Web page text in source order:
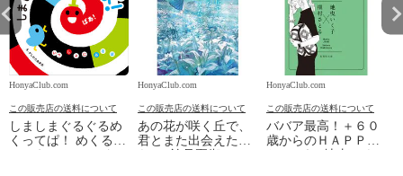
HonyaClub.com
この販売店の送料について
しましまぐるぐるめ
くってぱ！ めくるし
HonyaClub.com
この販売店の送料について
あの花が咲く丘で、
君とまた出会えた
HonyaClub.com
この販売店の送料について
ババア最高！＋６０
歳からのＨＡＰＰＹ